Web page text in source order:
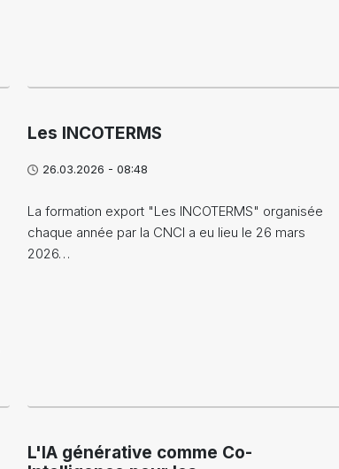
Les INCOTERMS
26.03.2026 - 08:48
La formation export "Les INCOTERMS" organisée
chaque année par la CNCI a eu lieu le 26 mars
2026…
L'IA générative comme Co-